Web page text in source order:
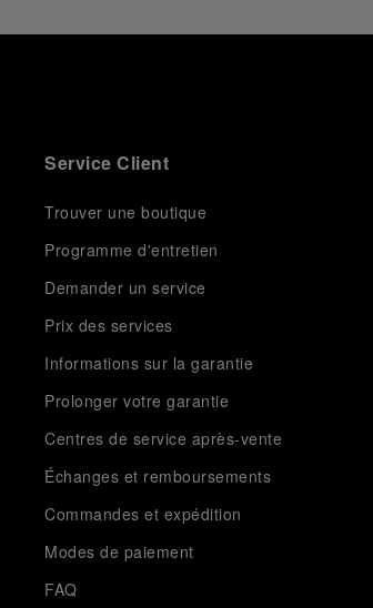
Service Client
Trouver une boutique
Programme d'entretien
Demander un service
Prix des services
Informations sur la garantie
Prolonger votre garantie
Centres de service après-vente
Échanges et remboursements
Commandes et expédition
Modes de paiement
FAQ